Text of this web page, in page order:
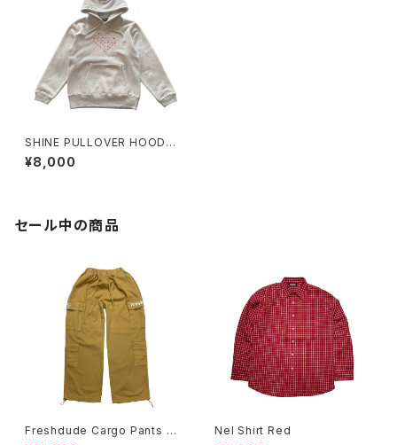
SHINE PULLOVER HOODY
GRAY
¥8,000
セール中の商品
Freshdude Cargo Pants Be
Nel Shirt Red